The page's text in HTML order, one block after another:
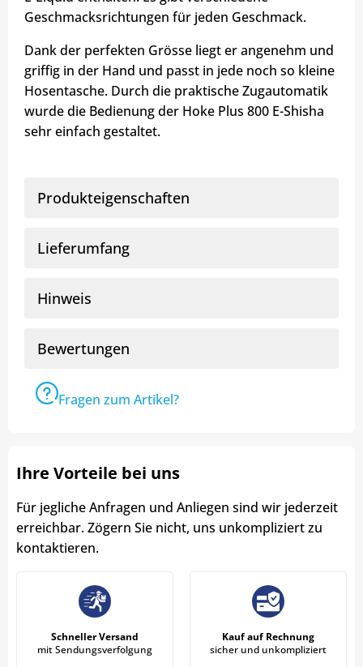
Geschmacksrichtungen für jeden Geschmack.
Dank der perfekten Grösse liegt er angenehm und
griffig in der Hand und passt in jede noch so kleine
Hosentasche. Durch die praktische Zugautomatik
wurde die Bedienung der Hoke Plus 800 E-Shisha
sehr einfach gestaltet.
Produkteigenschaften
Lieferumfang
Hinweis
Bewertungen
Fragen zum Artikel?
Ihre Vorteile bei uns
Für jegliche Anfragen und Anliegen sind wir jederzeit
erreichbar. Zögern Sie nicht, uns unkompliziert zu
kontaktieren.
Schneller Versand
mit Sendungsverfolgung
Kauf auf Rechnung
sicher und unkompliziert